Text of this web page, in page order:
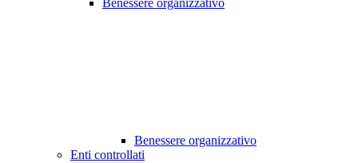
Benessere organizzativo
Benessere organizzativo
Enti controllati